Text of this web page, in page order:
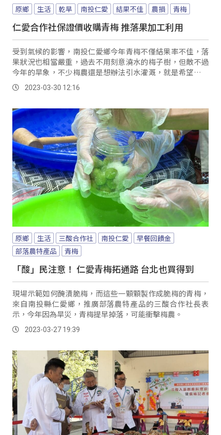
原鄉 生活 乾旱 南投仁愛 結果不佳 農損 青梅
仁愛合作社保證價收購青梅 推落果加工利用
受到氣候的影響，南投仁愛鄉今年青梅不僅結果率不佳，落
果狀況也相當嚴重，過去不用刻意澆水的梅子樹，但敵不過
今年的旱象，不少梅農還是想辦法引水灌溉，就是希望減輕
落果現象，讓農損不再擴大。
2023-03-30 12:16
原鄉 生活 三酸合作社 南投仁愛
早餐回饋金
部落農特產品
青梅
「酸」民注意！ 仁愛青梅拓通路 台北也買得到
現場示範如何醃漬脆梅，而這些一顆顆製作成脆梅的青梅，
來自南投縣仁愛鄉，推廣部落農特產品的三酸合作社長表
示，今年因為旱災，青梅提早掉落，可能衝擊梅農。
2023-03-27 19:39